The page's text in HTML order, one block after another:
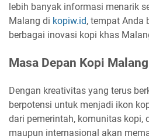
lebih banyak informasi menarik
Malang di kopiw.id, tempat Anda
berbagai inovasi kopi khas
Masa Depan Kopi Malang
Dengan kreativitas yang terus
berpotensi untuk menjadi ikon
dari pemerintah, komunitas kopi,
maupun internasional akan